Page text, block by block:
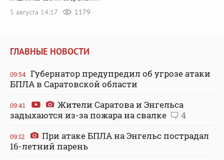
5 августа 14:17
1179
ГЛАВНЫЕ НОВОСТИ
09:54 Губернатор предупредил об угрозе атаки
БПЛА в Саратовской области
09:41
Жители Саратова и Энгельса
задыхаются из-за пожара на свалке
4
09:12
При атаке БПЛА на Энгельс пострадал
16-летний парень